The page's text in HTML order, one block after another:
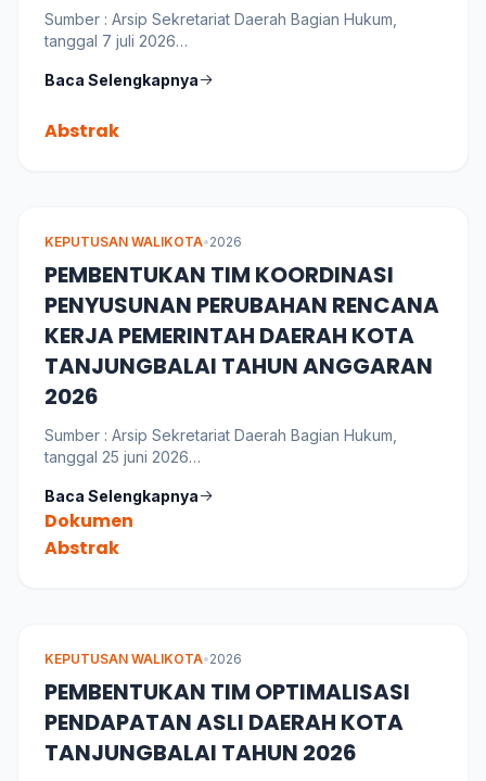
Sumber : Arsip Sekretariat Daerah Bagian Hukum,
tanggal 7 juli 2026
Baca Selengkapnya
Abstrak
KEPUTUSAN WALIKOTA•2026
PEMBENTUKAN TIM KOORDINASI
PENYUSUNAN PERUBAHAN RENCANA
KERJA PEMERINTAH DAERAH KOTA
TANJUNGBALAI TAHUN ANGGARAN
2026
Sumber : Arsip Sekretariat Daerah Bagian Hukum,
tanggal 25 juni 2026
Baca Selengkapnya
Dokumen
Abstrak
KEPUTUSAN WALIKOTA•2026
PEMBENTUKAN TIM OPTIMALISASI
PENDAPATAN ASLI DAERAH KOTA
TANJUNGBALAI TAHUN 2026